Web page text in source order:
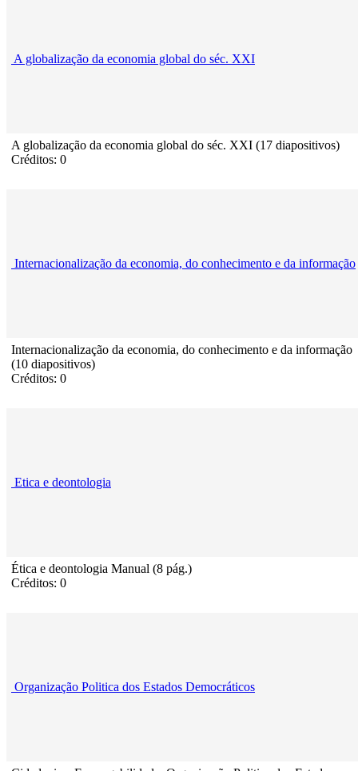
A globalização da economia global do séc. XXI
A globalização da economia global do séc. XXI (17 diapositivos)
Créditos: 0
Internacionalização da economia, do conhecimento e da informação
Internacionalização da economia, do conhecimento e da informação
(10 diapositivos)
Créditos: 0
Etica e deontologia
Ética e deontologia Manual (8 pág.)
Créditos: 0
Organização Politica dos Estados Democráticos